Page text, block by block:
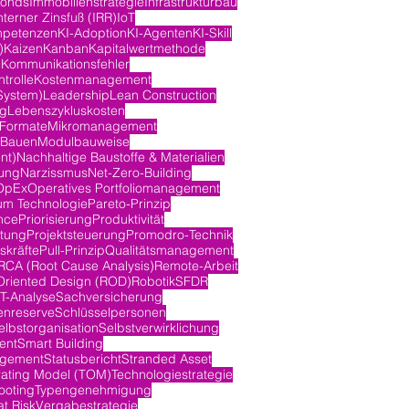
Zinsfuß (IRR)IoT
KI-AdoptionKI-AgentenKI-Skill
KaizenKanbanKapitalwertmethode
Kommunikationsfehler
Kostenmanagement
LeadershipLean Construction
Lebenszykluskosten
Mikromanagement
Modulbauweise
Nachhaltige Baustoffe & Materialien
NarzissmusNet-Zero-Building
Operatives Portfoliomanagement
TechnologiePareto-Prinzip
PriorisierungProduktivität
ProjektsteuerungPromodro-Technik
Pull-PrinzipQualitätsmanagement
(Root Cause Analysis)Remote-Arbeit
Design (ROD)RobotikSFDR
AnalyseSachversicherung
Schlüsselpersonen
Selbstverwirklichung
Smart Building
StatusberichtStranded Asset
Model (TOM)Technologiestrategie
Typengenehmigung
RiskVergabestrategie